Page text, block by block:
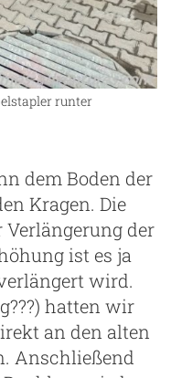
runter
dem Boden der
Kragen. Die
der
ist es ja
wird.
hatten wir
an den alten
Anschließend